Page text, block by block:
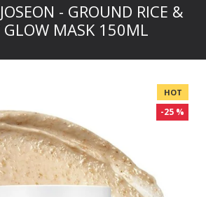
- GROUND RICE &
GLOW MASK 150ML
HOT
-25 %